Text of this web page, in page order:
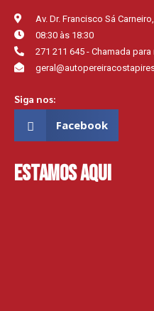
Av. Dr. Francisco Sá
08:30 às 18:30
271 211 645 - Chamada para
Siga nos:
Facebook
Estamos aqui